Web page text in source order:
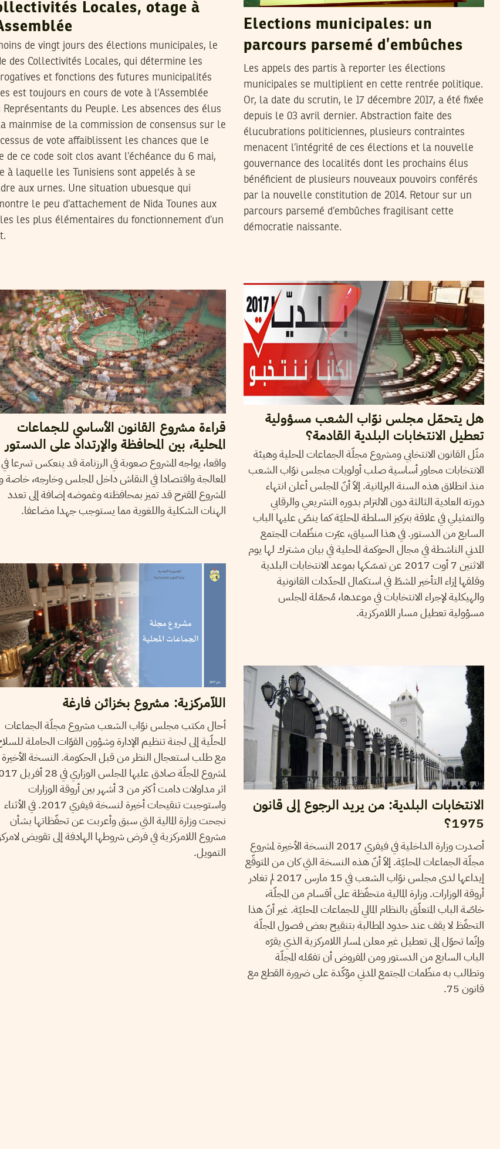
Locales, otage à
de vingt jours des élections municipales, le
des Collectivités Locales, qui détermine les
et fonctions des futures municipalités
est toujours en cours de vote à l’Assemblée
Représentants du Peuple. Les absences des élus
mainmise de la commission de consensus sur le
de vote affaiblissent les chances que le
de ce code soit clos avant l’échéance du 6 mai,
à laquelle les Tunisiens sont appelés à se
aux urnes. Une situation ubuesque qui
le peu d’attachement de Nida Tounes aux
les plus élémentaires du fonctionnement d’un
Elections municipales: un
parcours parsemé d’embûches
Les appels des partis à reporter les élections
municipales se multiplient en cette rentrée politique.
Or, la date du scrutin, le 17 décembre 2017, a été fixée
depuis le 03 avril dernier. Abstraction faite des
élucubrations politiciennes, plusieurs contraintes
menacent l’intégrité de ces élections et la nouvelle
gouvernance des localités dont les prochains élus
bénéficient de plusieurs nouveaux pouvoirs conférés
par la nouvelle constitution de 2014. Retour sur un
parcours parsemé d’embûches fragilisant cette
démocratie naissante.
هل يتحمّل مجلس نوّاب الشعب مسؤولية
تعطيل الانتخابات البلدية القادمة؟
مثّل القانون الانتخابي ومشروع مجلّة الجماعات المحلية وهيئة
الانتخابات محاور أساسية صلب أولويات مجلس نوّاب الشعب
منذ انطلاق هذه السنة البرلمانية. إلاّ أنّ المجلس أعلن انتهاء
دورته العادية الثالثة دون الالتزام بدوره التشريعي والرقابي
والتمثيلي في علاقة بتركيز السلطة المحليّة كما ينصّ عليها الباب
السابع من الدستور. في هذا السياق، عبّرت منظّمات المجتمع
المدني الناشطة في مجال الحوكمة المحلية في بيان مشترك لها يوم
الاثنين 7 أوت 2017 عن تمسّكها بموعد الانتخابات البلدية
وقلقها إزاء التأخير المشطّ في استكمال المحدّدات القانونية
والهيكلية لإجراء الانتخابات في موعدها، مُحمّلة المجلس
مسؤولية تعطيل مسار اللامركزية.
قراءة مشروع القانون الأساسي للجماعات
المحلية، بين المحافظة والإرتداد على الدستور
واقعا، يواجه المشروع صعوبة في الرزنامة قد ينعكس تسرعا في
المعالجة واقتصادا في النقاش داخل المجلس وخارجه، خاصة
المشروع المقترح قد تميز بمحافظته وغموضه إضافة إلى تعدد
الهنات الشكلية واللغوية مما يستوجب جهدا مضاعفا.
اللاّمركزية: مشروع بخزائن فارغة
أحال مكتب مجلس نوّاب الشعب مشروع مجلّة الجماعات
المحلّية إلى لجنة تنظيم الإدارة وشؤون القوّات الحاملة
مع طلب استعجال النظر من قبل الحكومة. النسخة الأخيرة
لمشروع المجلّة صادق عليها المجلس
اثر مداولات دامت أكثر من 3 أشهر بين أروقة الوزارات
واستوجبت تنقيحات أخيرة لنسخة فيفري 2017. في الأثناء
نجحت وزارة المالية التي سبق وأعربت عن تحفّظاتها بشأن
مشروع اللامركزية في فرض شروطها الهادفة إلى تقويض
التمويل.
الانتخابات البلدية: من يريد الرجوع إلى قانون
1975؟
أصدرت وزارة الداخلية في فيفري 2017 النسخة الأخيرة لمشروع
مجلّة الجماعات المحليّة. إلاّ أنّ هذه النسخة التي كان من المتوقّع
إيداعها لدى مجلس نوّاب الشعب في 15 مارس 2017 لم تغادر
أروقة الوزارات. وزارة المالية متحفّظة على أقسام من المجلّة،
خاصّة الباب المتعلّق بالنظام المالي للجماعات المحليّة. غير أنّ هذا
التحفّظ لا يقف عند حدود المطالبة بتنقيح بعض فصول المجلّة
وإنّما تحوّل إلى تعطيل غير معلن لمسار اللامركزية الذي يقرّه
الباب السابع من الدستور ومن المفروض أن تفعّله المجلّة
وتطالب به منظّمات المجتمع المدني مؤكّدة على ضرورة القطع مع
قانون 75.